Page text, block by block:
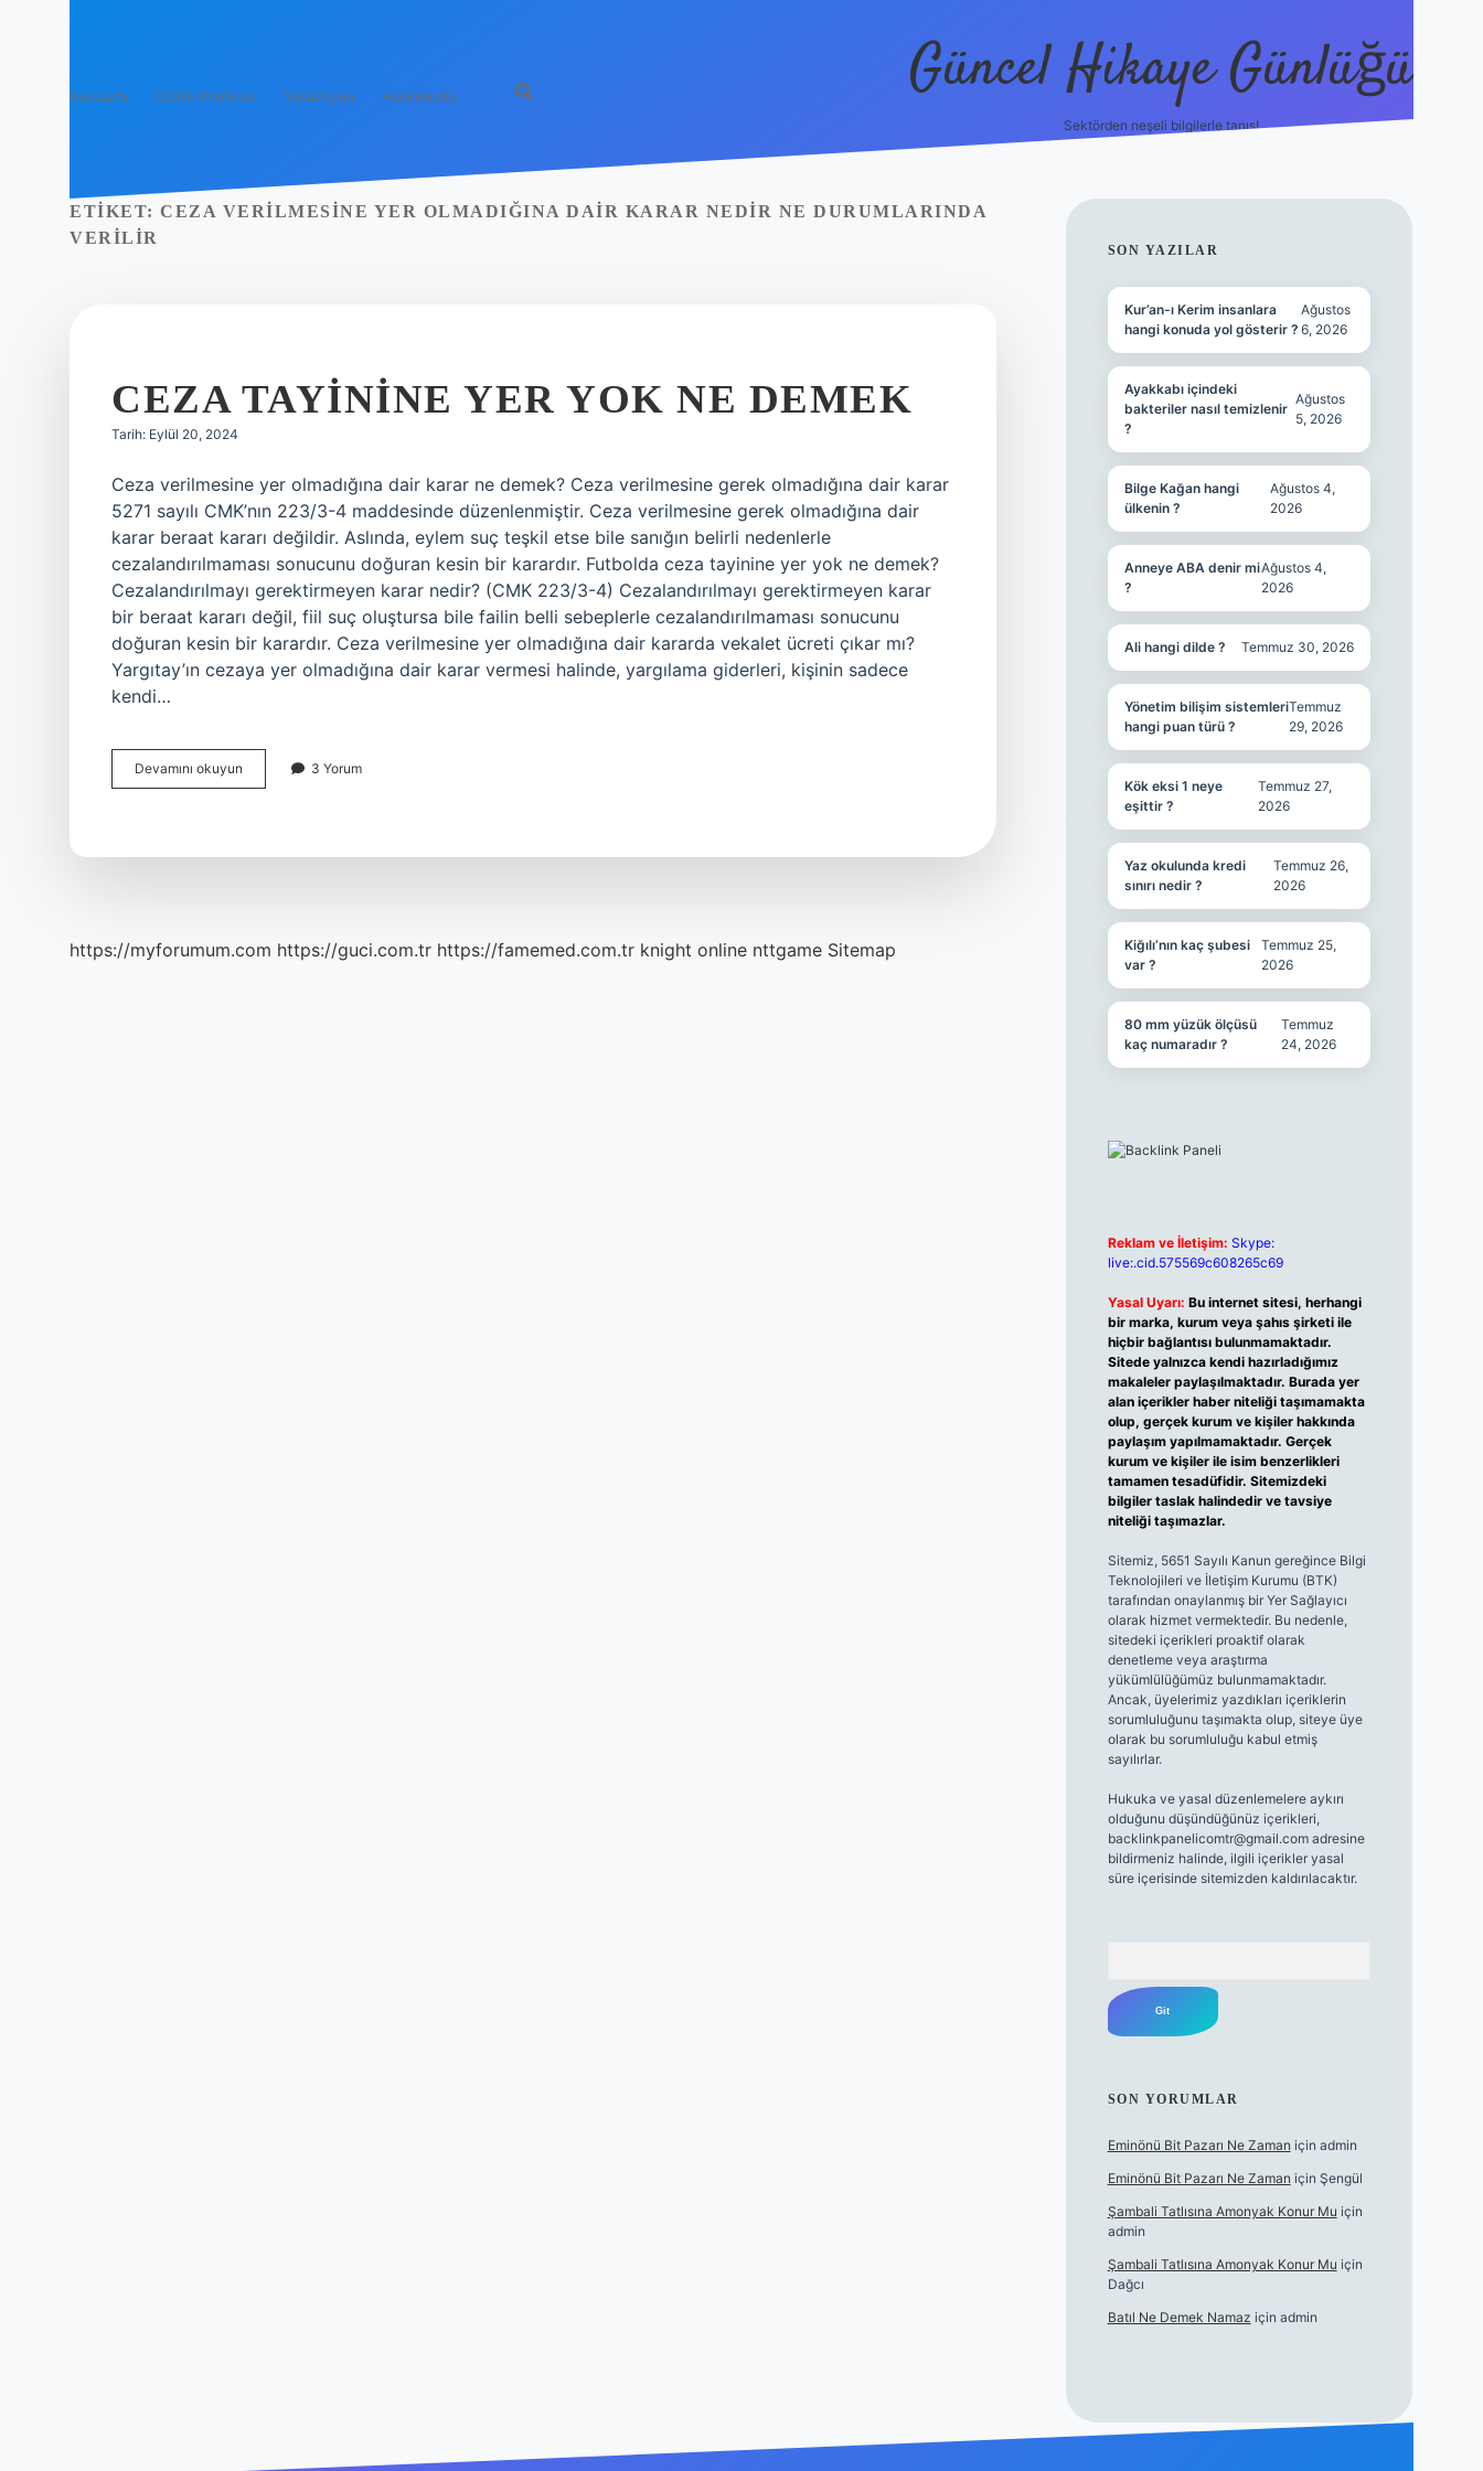
Anasayfa Gizlilik Politikası Yasal Uyarı Hakkımızda Güncel Hikaye Günlüğü
Sektörden neşeli bilgilerle tanış!
ETIKET: CEZA VERILMESINE YER OLMADIĞINA DAIR KARAR NEDIR NE DURUMLARINDA
VERILIR
CEZA TAYININE YER YOK NE DEMEK
Tarih: Eylül 20, 2024
Ceza verilmesine yer olmadığına dair karar ne demek? Ceza verilmesine gerek olmadığına dair karar
5271 sayılı CMK’nın 223/3-4 maddesinde düzenlenmiştir. Ceza verilmesine gerek olmadığına dair
karar beraat kararı değildir. Aslında, eylem suç teşkil etse bile sanığın belirli nedenlerle
cezalandırılmaması sonucunu doğuran kesin bir karardır. Futbolda ceza tayinine yer yok ne demek?
Cezalandırılmayı gerektirmeyen karar nedir? (CMK 223/3-4) Cezalandırılmayı gerektirmeyen karar
bir beraat kararı değil, fiil suç oluştursa bile failin belli sebeplerle cezalandırılmaması sonucunu
doğuran kesin bir karardır. Ceza verilmesine yer olmadığına dair kararda vekalet ücreti çıkar mı?
Yargıtay’ın cezaya yer olmadığına dair karar vermesi halinde, yargılama giderleri, kişinin sadece
kendi…
Devamını okuyun
Tayinine
3 Yorum
https://myforumum.com https://guci.com.tr https://famemed.com.tr knight online nttgame Sitemap
SIDEBAR
SON YAZILAR
Kur’an-ı Kerim insanlara
hangi konuda yol gösterir ?
Ağustos
6, 2026
Ayakkabı içindeki
bakteriler nasıl temizlenir
?
Ağustos
5, 2026
Bilge Kağan hangi
ülkenin ?
Ağustos 4,
2026
Anneye ABA denir mi
?
Ağustos 4,
2026
Ali hangi dilde ? Temmuz 30, 2026
Yönetim bilişim sistemleri
hangi puan türü ?
Temmuz
29, 2026
Kök eksi 1 neye
eşittir ?
Temmuz 27,
2026
Yaz okulunda kredi
sınırı nedir ?
Temmuz 26,
2026
Kiğılı’nın kaç şubesi
var ?
Temmuz 25,
2026
80 mm yüzük ölçüsü
kaç numaradır ?
Temmuz
24, 2026
Reklam ve İletişim: Skype:
live:.cid.575569c608265c69
Yasal Uyarı: Bu internet sitesi, herhangi
bir marka, kurum veya şahıs şirketi ile
hiçbir bağlantısı bulunmamaktadır.
Sitede yalnızca kendi hazırladığımız
makaleler paylaşılmaktadır. Burada yer
alan içerikler haber niteliği taşımamakta
olup, gerçek kurum ve kişiler hakkında
paylaşım yapılmamaktadır. Gerçek
kurum ve kişiler ile isim benzerlikleri
tamamen tesadüfidir. Sitemizdeki
bilgiler taslak halindedir ve tavsiye
niteliği taşımazlar.
Sitemiz, 5651 Sayılı Kanun gereğince Bilgi
Teknolojileri ve İletişim Kurumu (BTK)
tarafından onaylanmış bir Yer Sağlayıcı
olarak hizmet vermektedir. Bu nedenle,
sitedeki içerikleri proaktif olarak
denetleme veya araştırma
yükümlülüğümüz bulunmamaktadır.
Ancak, üyelerimiz yazdıkları içeriklerin
sorumluluğunu taşımakta olup, siteye üye
olarak bu sorumluluğu kabul etmiş
sayılırlar.
Hukuka ve yasal düzenlemelere aykırı
olduğunu düşündüğünüz içerikleri,
backlinkpanelicomtr@gmail.comadresine
bildirmeniz halinde, ilgili içerikler yasal
süre içerisinde sitemizden kaldırılacaktır.
SON YORUMLAR
Eminönü Bit Pazarı Ne Zaman için admin
Eminönü Bit Pazarı Ne Zaman için Şengül
Şambali Tatlısına Amonyak Konur Mu için
admin
Şambali Tatlısına Amonyak Konur Mu için
Dağcı
Batıl Ne Demek Namaz için admin
https://